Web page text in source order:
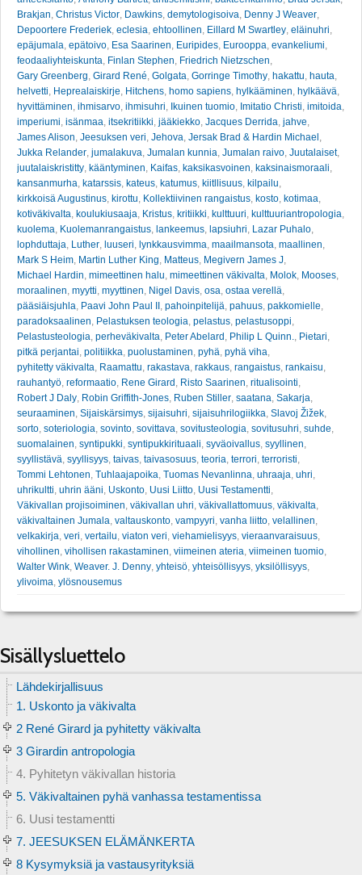
Brakjan, Christus Victor, Dawkins, demytologisoiva, Denny J Weaver,
Depoortere Frederiek, eclesia, ehtoollinen, Eillard M Swartley, eläinuhri,
epäjumala, epätoivo, Esa Saarinen, Euripides, Eurooppa, evankeliumi,
feodaaliyhteiskunta, Finlan Stephen, Friedrich Nietzschen,
Gary Greenberg, Girard René, Golgata, Gorringe Timothy, hakattu, hauta,
helvetti, Heprealaiskirje, Hitchens, homo sapiens, hylkääminen, hylkäävä,
hyvittäminen, ihmisarvo, ihmisuhri, Ikuinen tuomio, Imitatio Christi, imitoida,
imperiumi, isänmaa, itsekritiikki, jääkiekko, Jacques Derrida, jahve,
James Alison, Jeesuksen veri, Jehova, Jersak Brad & Hardin Michael ,
Jukka Relander, jumalakuva, Jumalan kunnia, Jumalan raivo, Juutalaiset,
juutalaiskristitty, kääntyminen, Kaifas, kaksikasvoinen, kaksinaismoraali,
kansanmurha, katarssis, kateus, katumus, kiitllisuus, kilpailu,
kirkkoisä Augustinus, kirottu, Kollektiivinen rangaistus, kosto, kotimaa,
kotiväkivalta, koulukiusaaja, Kristus, kritiikki, kulttuuri, kulttuuriantropologia,
kuolema, Kuolemanrangaistus, lankeemus, lapsiuhri, Lazar Puhalo,
lophduttaja, Luther, luuseri, lynkkausvimma, maailmansota, maallinen,
Mark S Heim, Martin Luther King, Matteus, Megivern James J,
Michael Hardin, mimeettinen halu, mimeettinen väkivalta, Molok, Mooses,
moraalinen, myytti, myyttinen, Nigel Davis, osa, ostaa verellä,
pääsiäisjuhla, Paavi John Paul II , pahoinpitelijä, pahuus, pakkomielle,
paradoksaalinen, Pelastuksen teologia, pelastus, pelastusoppi,
Pelastusteologia, perheväkivalta, Peter Abelard , Philip L Quinn., Pietari,
pitkä perjantai, politiikka, puolustaminen, pyhä, pyhä viha,
pyhitetty väkivalta, Raamattu, rakastava, rakkaus, rangaistus, rankaisu,
rauhantyö, reformaatio, Rene Girard , Risto Saarinen, ritualisointi,
Robert J Daly, Robin Griffith-Jones, Ruben Stiller, saatana, Sakarja,
seuraaminen, Sijaiskärsimys, sijaisuhri, sijaisuhrilogiikka, Slavoj Žižek,
sorto, soteriologia, sovinto, sovittava, sovitusteologia, sovitusuhri, suhde,
suomalainen, syntipukki, syntipukkirituaali, syväoivallus, syyllinen,
syyllistävä, syyllisyys, taivas, taivasosuus, teoria, terrori, terroristi,
Tommi Lehtonen, Tuhlaajapoika, Tuomas Nevanlinna, uhraaja, uhri,
uhrikultti, uhrin ääni, Uskonto, Uusi Liitto, Uusi Testamentti,
Väkivallan projisoiminen, väkivallan uhri, väkivallattomuus, väkivalta,
väkivaltainen Jumala, valtauskonto, vampyyri, vanha liitto, velallinen,
velkakirja, veri, vertailu, viaton veri, viehamielisyys, vieraanvaraisuus,
vihollinen, vihollisen rakastaminen, viimeinen ateria, viimeinen tuomio,
Walter Wink, Weaver. J. Denny, yhteisö, yhteisöllisyys, yksilöllisyys,
ylivoima, ylösnousemus
Sisällysluettelo
Lähdekirjallisuus
1. Uskonto ja väkivalta
2 René Girard ja pyhitetty väkivalta
3 Girardin antropologia
4. Pyhitetyn väkivallan historia
5. Väkivaltainen pyhä vanhassa testamentissa
6. Uusi testamentti
7. JEESUKSEN ELÄMÄNKERTA
8 Kysymyksiä ja vastausyrityksiä